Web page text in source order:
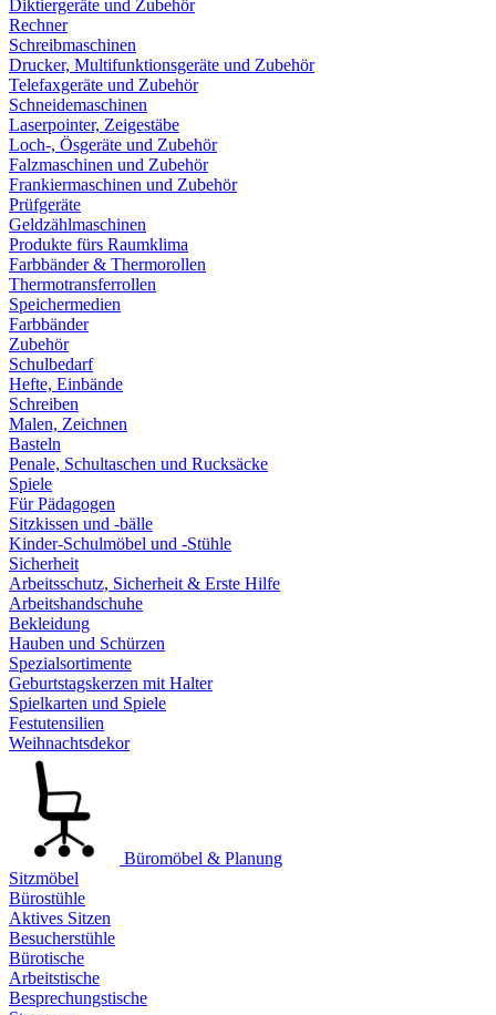
Diktiergeräte und Zubehör
Rechner
Schreibmaschinen
Drucker, Multifunktionsgeräte und Zubehör
Telefaxgeräte und Zubehör
Schneidemaschinen
Laserpointer, Zeigestäbe
Loch-, Ösgeräte und Zubehör
Falzmaschinen und Zubehör
Frankiermaschinen und Zubehör
Prüfgeräte
Geldzählmaschinen
Produkte fürs Raumklima
Farbbänder & Thermorollen
Thermotransferrollen
Speichermedien
Farbbänder
Zubehör
Schulbedarf
Hefte, Einbände
Schreiben
Malen, Zeichnen
Basteln
Penale, Schultaschen und Rucksäcke
Spiele
Für Pädagogen
Sitzkissen und -bälle
Kinder-Schulmöbel und -Stühle
Sicherheit
Arbeitsschutz, Sicherheit & Erste Hilfe
Arbeitshandschuhe
Bekleidung
Hauben und Schürzen
Spezialsortimente
Geburtstagskerzen mit Halter
Spielkarten und Spiele
Festutensilien
Weihnachtsdekor
Büromöbel & Planung
Sitzmöbel
Bürostühle
Aktives Sitzen
Besucherstühle
Bürotische
Arbeitstische
Besprechungstische